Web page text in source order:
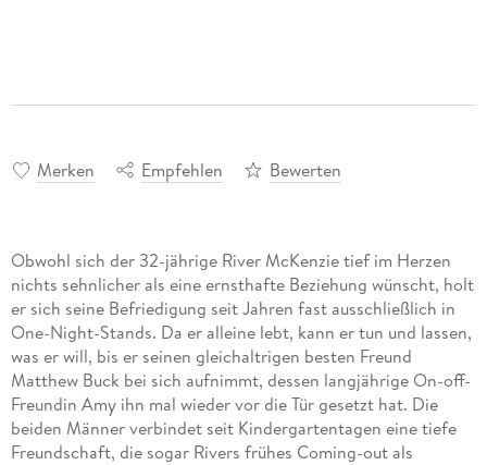
Merken Empfehlen Bewerten
Obwohl sich der 32-jährige River McKenzie tief im Herzen
nichts sehnlicher als eine ernsthafte Beziehung wünscht, holt
er sich seine Befriedigung seit Jahren fast ausschließlich in
One-Night-Stands. Da er alleine lebt, kann er tun und lassen,
was er will, bis er seinen gleichaltrigen besten Freund
Matthew Buck bei sich aufnimmt, dessen langjährige On-off-
Freundin Amy ihn mal wieder vor die Tür gesetzt hat. Die
beiden Männer verbindet seit Kindergartentagen eine tiefe
Freundschaft, die sogar Rivers frühes Coming-out als